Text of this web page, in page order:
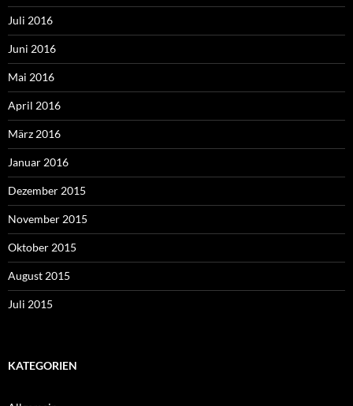
Juli 2016
Juni 2016
Mai 2016
April 2016
März 2016
Januar 2016
Dezember 2015
November 2015
Oktober 2015
August 2015
Juli 2015
KATEGORIEN